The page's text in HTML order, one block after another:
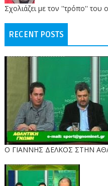
Σχολιάζει με τον ''τρόπο''
RECENT POSTS
Ο ΓΙΑΝΝΗΣ ΔΕΛΚΟΣ ΣΤΗΝ